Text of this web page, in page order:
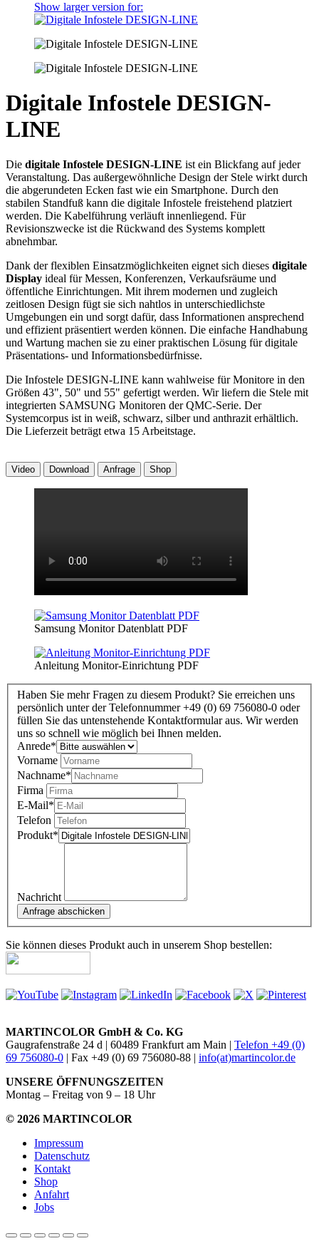
Show larger version for:
Digitale Infostele DESIGN-
LINE
Die digitale Infostele DESIGN-LINE ist ein Blickfang auf jeder
Veranstaltung. Das außergewöhnliche Design der Stele wirkt durch
die abgerundeten Ecken fast wie ein Smartphone. Durch den
stabilen Standfuß kann die digitale Infostele freistehend platziert
werden. Die Kabelführung verläuft innenliegend. Für
Revisionszwecke ist die Rückwand des Systems komplett
abnehmbar.
Dank der flexiblen Einsatzmöglichkeiten eignet sich dieses digitale
Display ideal für Messen, Konferenzen, Verkaufsräume und
öffentliche Einrichtungen. Mit ihrem modernen und zugleich
zeitlosen Design fügt sie sich nahtlos in unterschiedlichste
Umgebungen ein und sorgt dafür, dass Informationen ansprechend
und effizient präsentiert werden können. Die einfache Handhabung
und Wartung machen sie zu einer praktischen Lösung für digitale
Präsentations- und Informationsbedürfnisse.
Die Infostele DESIGN-LINE kann wahlweise für Monitore in den
Größen 43", 50" und 55" gefertigt werden. Wir liefern die Stele mit
integrierten SAMSUNG Monitoren der QMC-Serie. Der
Systemcorpus ist in weiß, schwarz, silber und anthrazit erhältlich.
Die Lieferzeit beträgt etwa 15 Arbeitstage.
Video Download Anfrage Shop
Samsung Monitor Datenblatt PDF
Anleitung Monitor-Einrichtung PDF
Haben Sie mehr Fragen zu diesem Produkt? Sie erreichen uns
persönlich unter der Telefonnummer +49 (0) 69 756080-0 oder
füllen Sie das untenstehende Kontaktformular aus. Wir werden
uns so schnell wie möglich bei Ihnen melden.
Anrede*
Vorname
Nachname*
Firma
E-Mail*
Telefon
Produkt*
Nachricht
Sie können dieses Produkt auch in unserem Shop bestellen:
MARTINCOLOR GmbH & Co. KG
Gaugrafenstraße 24 d | 60489 Frankfurt am Main | Telefon +49 (0)
69 756080-0 | Fax +49 (0) 69 756080-88 | info(at)martincolor.de
UNSERE ÖFFNUNGSZEITEN
Montag – Freitag von 9 – 18 Uhr
© 2026 MARTINCOLOR
Impressum
Datenschutz
Kontakt
Shop
Anfahrt
Jobs